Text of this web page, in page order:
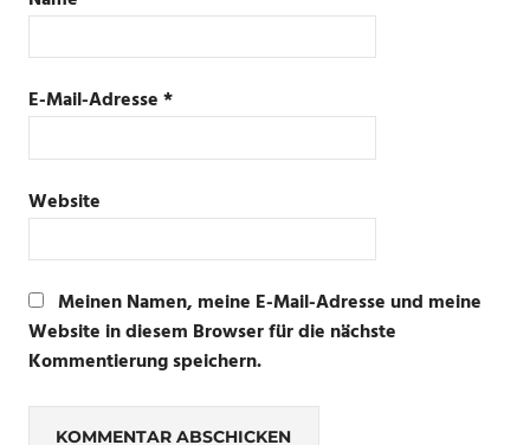
E-Mail-Adresse*
Website
Meinen Namen, meine E-Mail-Adresse und meine
Website in diesem Browser für die nächste
Kommentierung speichern.